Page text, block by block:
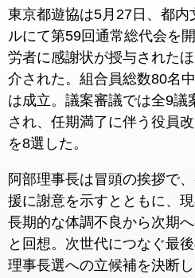
東京都遊協は5月27日、都
ルにて第59回通常総代会を
労者に感謝状が授与された
介された。組合員総数80名
は成立。議案審議では全9議
され、任期満了に伴う役員
を8選した。
阿部理事長は冒頭の挨拶で
援に謝意を示すとともに、
長期的な体調不良から次期
と回想。次世代につなぐ最
理事長選への立候補を決断